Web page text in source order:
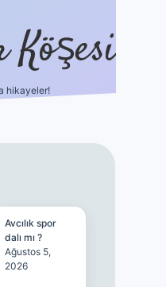
hikayeler!
Avcılık spor
dalı mı ?
Ağustos 5,
2026
ilbet giriş